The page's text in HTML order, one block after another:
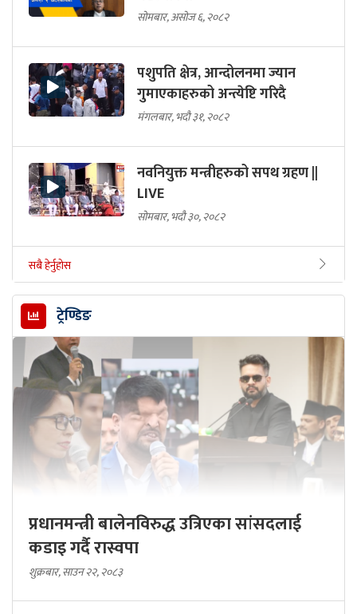
सोमबार, असोज ६, २०८२
पशुपति क्षेत्र, आन्दोलनमा ज्यान
गुमाएकाहरुको अन्त्येष्टि गरिदै
मंगलबार, भदौ ३१, २०८२
नवनियुक्त मन्त्रीहरुको सपथ ग्रहण ||
LIVE
सोमबार, भदौ ३०, २०८२
सबै हेर्नुहोस
ट्रेण्डिङ
प्रधानमन्त्री बालेनविरुद्ध उत्रिएका सांसदलाई
कडाइ गर्दै रास्वपा
शुक्रबार, साउन २२, २०८३